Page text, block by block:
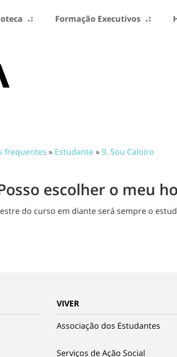
Formação Executivos
frequentes » Estudante» 9. Sou Caloiro
escolher o meu
do curso em diante será sempre o
VIVER
Associação dos Estudantes
Serviços de Ação Social